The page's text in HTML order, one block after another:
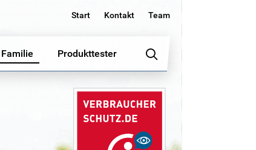
Start Kontakt Team
Familie Produkttester